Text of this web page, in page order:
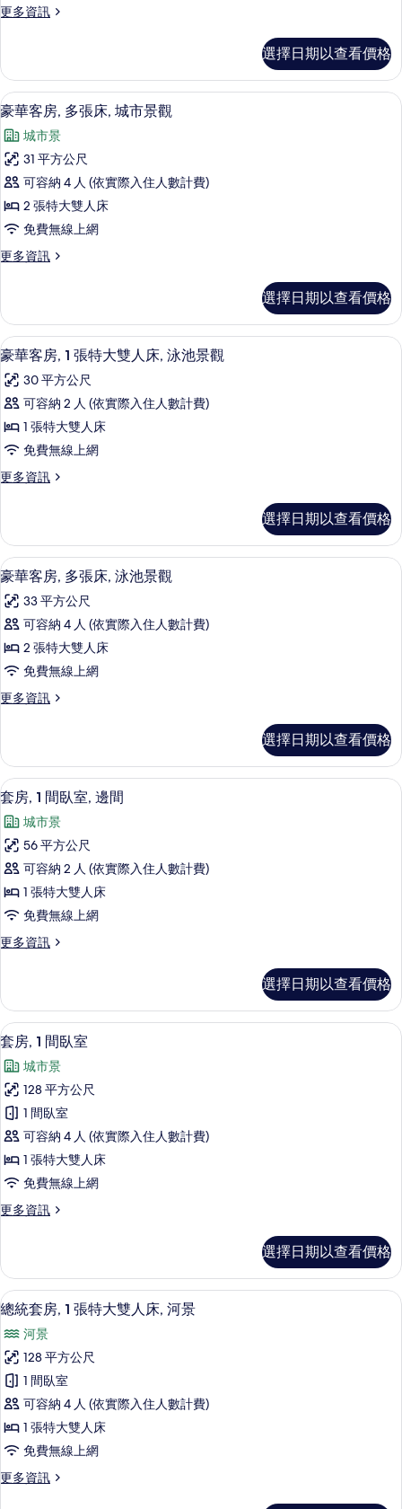
張
大
雙
人
床,
城
市
景
觀
的
相
片
更多資訊
更
客
房,
1
特
大
人
床,
城
市
景
情
選擇日期以查看價格
顯
示
豪
華
客
房,
多
張
城
市
景
觀
的
所
有
相
豪華客房, 多張床, 城市景觀 | 高級寢
13
豪華客房, 多張床, 城市景觀
城市景
31 平方公尺
可容納 4 人 (依實際入住人數計費)
2 張特大雙人床
免費無線上網
更多資訊
更
客
房,
多
床,
城
景
觀
詳
選擇日期以查看價格
顯
示
豪
華
客
房,
1
特
大
雙
人
床,
泳
池
景
所
有
相
片
豪華客房, 1 張特大雙人床, 泳池景觀 |
12
豪華客房, 1 張特大雙人床, 泳池景觀
30 平方公尺
可容納 2 人 (依實際入住人數計費)
1 張特大雙人床
免費無線上網
更多資訊
更
客
房,
1
特
大
人
床,
池
詳
情
選擇日期以查看價格
顯
示
豪
華
客
房,
多
床,
泳
池
景
觀
的
所
有
相
高級寢具、客房內保險箱、書桌、筆
13
豪華客房, 多張床, 泳池景觀
33 平方公尺
可容納 4 人 (依實際入住人數計費)
2 張特大雙人床
免費無線上網
更多資訊
更
客
房,
多
床,
泳
景
觀
的
詳
情
選擇日期以查看價格
顯
示
套
房,
1
間
臥
室,
間
的
所
有
相
片
8
套房, 1 間臥室, 邊間
城市景
56 平方公尺
可容納 2 人 (依實際入住人數計費)
1 張特大雙人床
免費無線上網
更多資訊
更
1
間
臥
邊
間
的
詳
情
選擇日期以查看價格
顯
示
套
房,
間
臥
室
的
有
相
片
65-吋平面電視、有線頻道、電視、
13
套房, 1 間臥室
城市景
128 平方公尺
1 間臥室
可容納 4 人 (依實際入住人數計費)
1 張特大雙人床
免費無線上網
更多資訊
更
1
間
臥
的
詳
情
選擇日期以查看價格
顯
示
總
統
套
房,
1
張
特
65-吋平面電視、有線頻道、電視、
11
總統套房, 1 張特大雙人床, 河景
河景
128 平方公尺
1 間臥室
可容納 4 人 (依實際入住人數計費)
1 張特大雙人床
免費無線上網
更多資訊
更